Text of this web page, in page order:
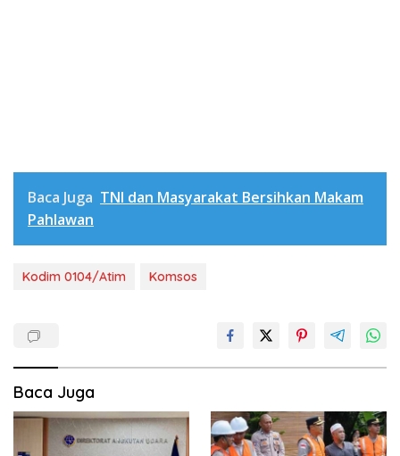
Baca Juga TNI dan Masyarakat Bersihkan Makam
Pahlawan
Kodim 0104/Atim Komsos
Baca Juga